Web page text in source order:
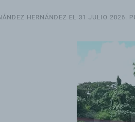
HERNÁNDEZ EL 31 JULIO 2026.